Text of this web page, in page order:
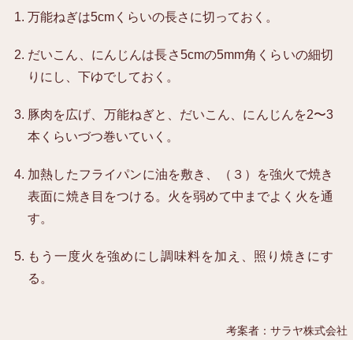
万能ねぎは5cmくらいの長さに切っておく。
だいこん、にんじんは長さ5cmの5mm角くらいの細切
りにし、下ゆでしておく。
豚肉を広げ、万能ねぎと、だいこん、にんじんを2〜3
本くらいづつ巻いていく。
加熱したフライパンに油を敷き、（３）を強火で焼き
表面に焼き目をつける。火を弱めて中までよく火を通
す。
もう一度火を強めにし調味料を加え、照り焼きにす
る。
考案者：サラヤ株式会社